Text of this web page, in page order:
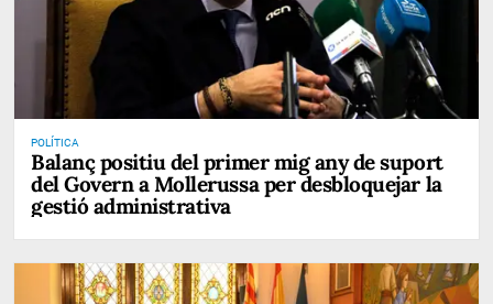
POLÍTICA
Balanç positiu del primer mig any de suport
del Govern a Mollerussa per desbloquejar la
gestió administrativa